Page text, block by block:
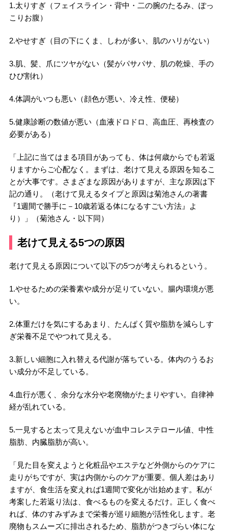
1.太りすぎ（フェイスライン・背中・二の腕のたるみ、ぽっ
こりお腹）
2.やせすぎ（目の下にくま、しわが多い、肌のハリがない）
3.肌、髪、爪にツヤがない （髪がパサパサ、肌の乾燥、手の
ひび割れ）
4.体調がいつも悪い （顔色が悪い、冷え性、便秘）
5.健康診断の数値が悪い （血液ドロドロ、高血圧、再検査の
必要がある）
「上記に当てはまる項目があっても、体は何歳からでも若返
りますからご心配なく。まずは、老けて見える原因を知るこ
とが大事です。さまざまな原因がありますが、主な原因は下
記の通り。（老けて見えるタイプと原因は菊池さんの著書
『1週間で勝手に－10歳若返る体になるすごい方法』よ
り）」（菊池さん・以下同）
老けて見える5つの原因
老けて見える原因について以下の5つが考えられるという。
1.やせるための栄養素や成分が足りていない。腸内環境が悪
い。
2.体重だけを気にするあまり、たんぱく質や脂肪を減らしす
ぎ栄養不足でやつれて見える。
3.新しい細胞に入れ替える代謝が落ちている。体内のうるお
い成分が不足している。
4.血行が悪く、余分な水分や老廃物がたまりやすい。自律神
経が乱れている。
5.一見すると太って見えないが血中コレステロール値、中性
脂肪、内臓脂肪が高い。
「見た目を変えようと化粧品やエステなど外側からのケアに
走りがちですが、実は内側からのケアが重要。個人差はあり
ますが、食生活を変えれば1週間で変化が出始めます。私が
考案した若返り法は、食べるものを変えるだけ。正しく食べ
れば、体のすみずみまで栄養が巡り細胞が活性化します。老
廃物もスムーズに排出されるため、脂肪がつきづらい体にな